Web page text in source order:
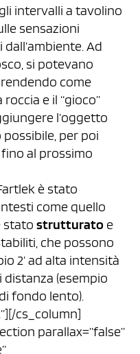
intervalli a tavolino
sensazioni
Ad
si potevano
come
e il “gioco”
l’oggetto
per poi
al prossimo
è stato
come quello
stato strutturato e
che possono
2’ ad alta intensità
distanza (esempio
fondo lento).
cs_column]
parallax=”false”